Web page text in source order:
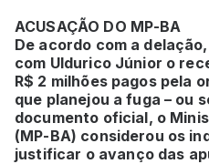
ACUSAÇÃO DO MP-BA
De acordo com a
com Uldurico Júnior o
R$ 2 milhões pagos pela
que planejou a fuga – ou
documento oficial, o
(MP-BA) considerou os
justificar o avanço das